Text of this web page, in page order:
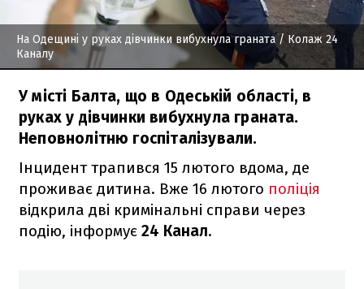
На Одещині у руках дівчинки вибухнула граната/ Колаж 24
Каналу
У місті Балта, що в Одеській області, в
руках у дівчинки вибухнула граната.
Неповнолітню госпіталізували.
Інцидент трапився 15 лютого вдома, де
проживає дитина. Вже 16 лютого поліція
відкрила дві кримінальні справи через
подію, інформує 24 Канал.